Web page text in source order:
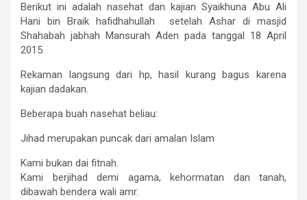
Berikut ini adalah nasehat dan kajian Syaikhuna Abu Ali
Hani bin Braik hafidhahullah setelah Ashar di masjid
Shahabah jabhah Mansurah Aden pada tanggal 18 April
2015
Rekaman langsung dari hp, hasil kurang bagus karena
kajian dadakan.
Beberapa buah nasehat beliau:
Jihad merupakan puncak dari amalan Islam
Kami bukan dai fitnah.
Kami berjihad demi agama, kehormatan dan tanah,
dibawah bendera wali amr.